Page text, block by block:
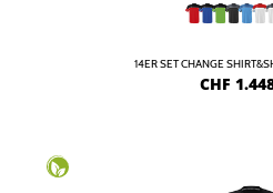
14ER SET CHANGE
CHF